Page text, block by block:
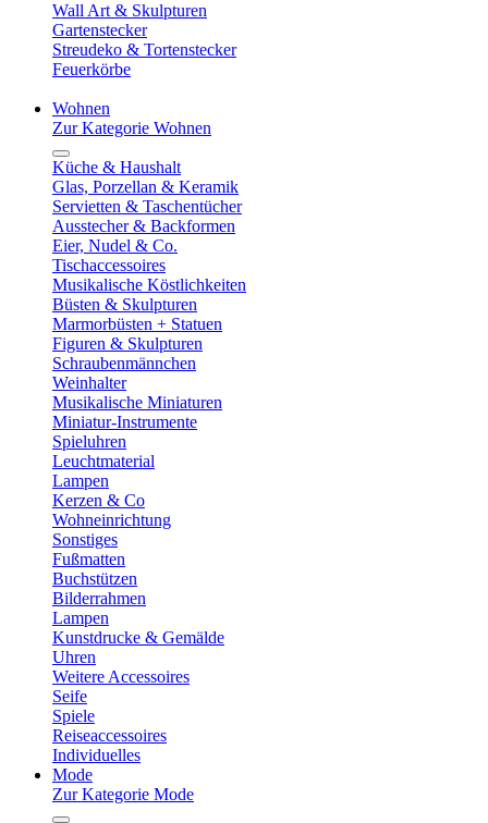
Wall Art & Skulpturen
Gartenstecker
Streudeko & Tortenstecker
Feuerkörbe
Wohnen
Zur Kategorie Wohnen
Küche & Haushalt
Glas, Porzellan & Keramik
Servietten & Taschentücher
Ausstecher & Backformen
Eier, Nudel & Co.
Tischaccessoires
Musikalische Köstlichkeiten
Büsten & Skulpturen
Marmorbüsten + Statuen
Figuren & Skulpturen
Schraubenmännchen
Weinhalter
Musikalische Miniaturen
Miniatur-Instrumente
Spieluhren
Leuchtmaterial
Lampen
Kerzen & Co
Wohneinrichtung
Sonstiges
Fußmatten
Buchstützen
Bilderrahmen
Lampen
Kunstdrucke & Gemälde
Uhren
Weitere Accessoires
Seife
Spiele
Reiseaccessoires
Individuelles
Mode
Zur Kategorie Mode